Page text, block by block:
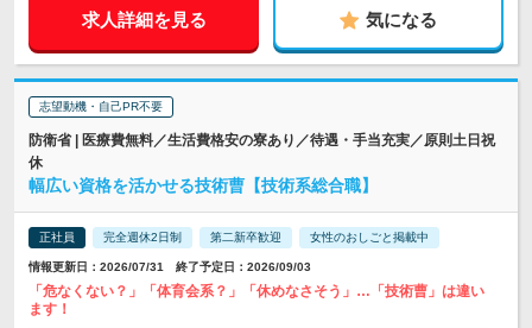
求人詳細を見る 気になる
志望動機・自己PR不要
防衛省 | 医療費無料／生活費格安の寮あり／待遇・手当充実／原則土日祝
休
幅広い資格を活かせる技術曹【技術系総合職】
正社員 完全週休2日制 第二新卒歓迎 女性のおしごと掲載中
情報更新日：2026/07/31 終了予定日：2026/09/03
「危なくない？」「体育会系？」「休めなさそう」…「技術曹」は違い
ます！